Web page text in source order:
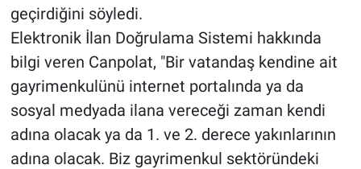
geçirdiğini söyledi.
Elektronik İlan Doğrulama Sistemi hakkında
bilgi veren Canpolat, "Bir vatandaş kendine ait
gayrimenkulünü internet portalında ya da
sosyal medyada ilana vereceği zaman kendi
adına olacak ya da 1. ve 2. derece yakınlarının
adına olacak. Biz gayrimenkul sektöründeki